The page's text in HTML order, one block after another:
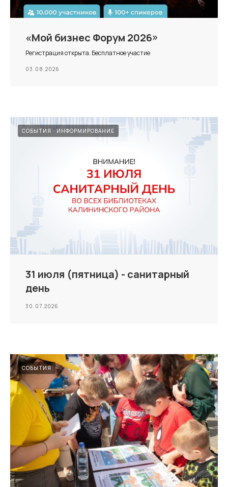
«Мой бизнес Форум 2026»
Регистрация открыта. Бесплатное участие
03.08.2026
СОБЫТИЯ ИНФОРМИРОВАНИЕ
31 июля (пятница) - санитарный
день
30.07.2026
СОБЫТИЯ